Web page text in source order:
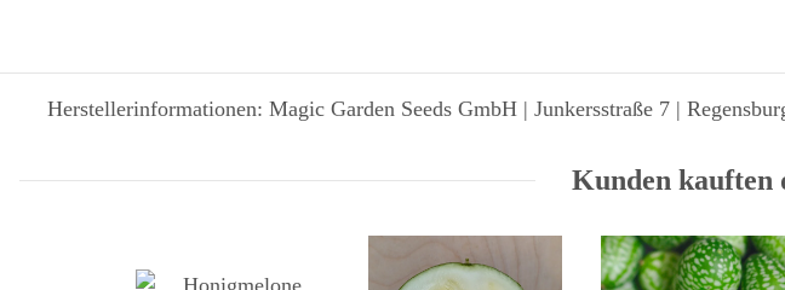
Herstellerinformationen: Magic Garden Seeds GmbH | Junkersstraße 7 |
Kunden kauften